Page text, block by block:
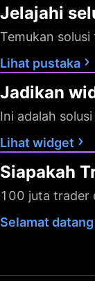
Jelajahi
Temukan
Lihat pustaka
Jadikan
Ini adalah
Lihat widget
Siapakah
100 juta trader
Selamat